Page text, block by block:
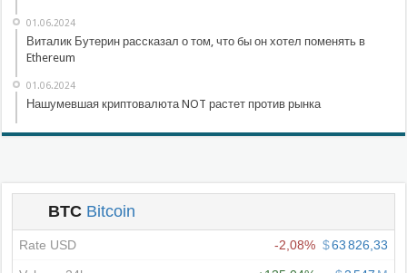
01.06.2024
Виталик Бутерин рассказал о том, что бы он хотел поменять в
Ethereum
01.06.2024
Нашумевшая криптовалюта NOT растет против рынка